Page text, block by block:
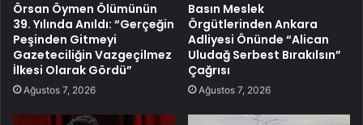
Örsan Öymen Ölümünün
39. Yılında Anıldı: “Gerçeğin
Peşinden Gitmeyi
Gazeteciliğin Vazgeçilmez
İlkesi Olarak Gördü”
Ağustos 7, 2026
Basın Meslek
Örgütlerinden Ankara
Adliyesi Önünde “Alican
Uludağ Serbest Bırakılsın”
Çağrısı
Ağustos 7, 2026